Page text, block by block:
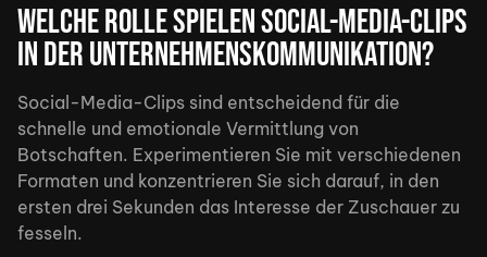
Welche Rolle spielen Social-Media-Clips
in der Unternehmenskommunikation?
Social-Media-Clips sind entscheidend für die
schnelle und emotionale Vermittlung von
Botschaften. Experimentieren Sie mit verschiedenen
Formaten und konzentrieren Sie sich darauf, in den
ersten drei Sekunden das Interesse der Zuschauer zu
fesseln.